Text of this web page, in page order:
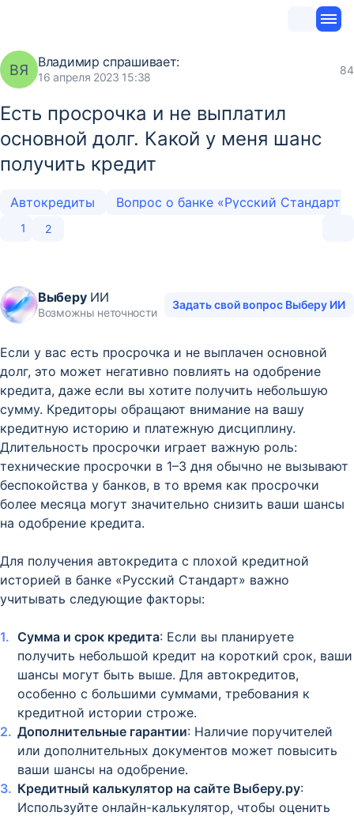
ВЯ Владимир спрашивает:
16 апреля 2023 15:38
84
Есть просрочка и не выплатил
основной долг. Какой у меня шанс
получить кредит
Автокредиты Вопрос о банке «Русский Стандарт»
1 2
ВыберуИИ
Возможны неточности
Задать свой вопрос Выберу ИИ
Если у вас есть просрочка и не выплачен основной
долг, это может негативно повлиять на одобрение
кредита, даже если вы хотите получить небольшую
сумму. Кредиторы обращают внимание на вашу
кредитную историю и платежную дисциплину.
Длительность просрочки играет важную роль:
технические просрочки в 1–3 дня обычно не вызывают
беспокойства у банков, в то время как просрочки
более месяца могут значительно снизить ваши шансы
на одобрение кредита.
Для получения автокредита с плохой кредитной
историей в банке «Русский Стандарт» важно
учитывать следующие факторы:
Сумма и срок кредита: Если вы планируете
получить небольшой кредит на короткий срок, ваши
шансы могут быть выше. Для автокредитов,
особенно с большими суммами, требования к
кредитной истории строже.
Дополнительные гарантии: Наличие поручителей
или дополнительных документов может повысить
ваши шансы на одобрение.
Кредитный калькулятор на сайте Выберу.ру:
Используйте онлайн-калькулятор, чтобы оценить